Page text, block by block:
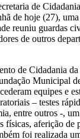
de
de hoje (27),
reuniu guardas
de outros
de Cidadania
Municipal
equipes e
– testes
entre outros -,
físicas, aferição de
foi realizada